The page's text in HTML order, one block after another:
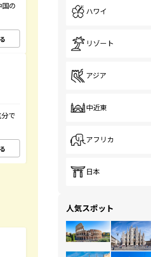
の
で
ハワイ
リゾート
アジア
中近東
アフリカ
日本
人気スポット